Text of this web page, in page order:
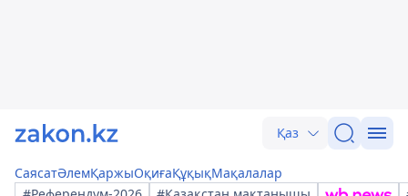
Қаз
СаясатӘлемҚаржыОқиғаҚұқықМақалалар